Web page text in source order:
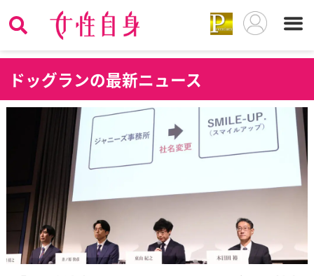
ドッグランの最新ニュース